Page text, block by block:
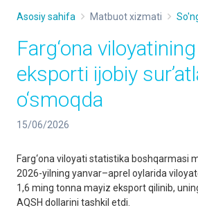
Asosiy sahifa Matbuot xizmati
Farg‘ona
eksporti ijobiy
o‘smoqda
15/06/2026
Farg‘ona viloyati statistika boshqarmasi
2026-yilning yanvar–aprel oylarida
1,6 ming tonna mayiz eksport qilinib,
AQSH dollarini tashkil etdi.